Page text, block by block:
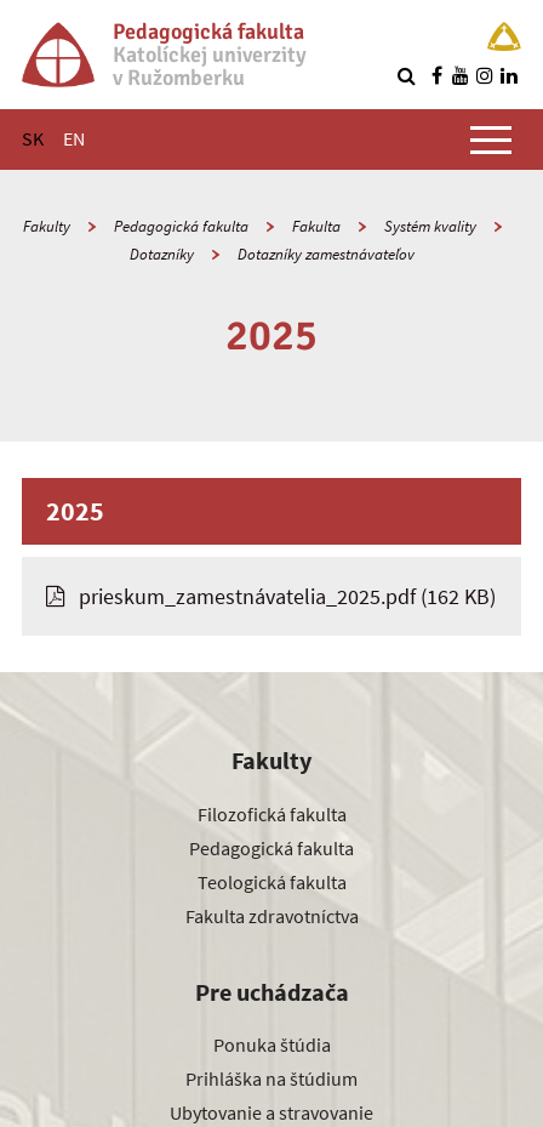
Pedagogická fakulta
Katolíckej univerzity
v Ružomberku
SK EN
Hlavné menu
Fakulty Pedagogická fakulta Fakulta
Systém kvality
Dotazníky
Dotazníky zamestnávateľov
2025
2025
prieskum_zamestnávatelia_2025.pdf(162 KB)
Fakulty
Filozofická fakulta
Pedagogická fakulta
Teologická fakulta
Fakulta zdravotníctva
Pre uchádzača
Ponuka štúdia
Prihláška na štúdium
Ubytovanie a stravovanie